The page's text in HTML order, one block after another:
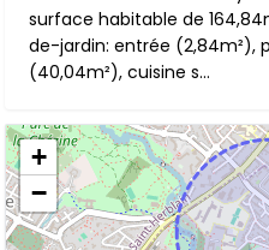
surface habitable de
de-jardin: entrée (2,84m²),
(40,04m²), cuisine s...
+
−